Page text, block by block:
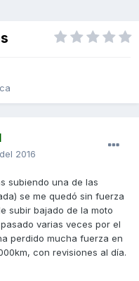
2016
subiendo una de las
se me quedó sin fuerza
subir bajado de la moto
varias veces por el
perdido mucha fuerza en
con revisiones al día.